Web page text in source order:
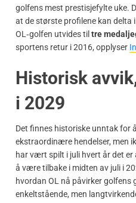
golfens mest prestisjefylte uke.
at de største profilene kan
OL‑golfen utvides til tre
sportens retur i 2016, opplyser
Historisk
i 2029
Det finnes historiske unntak for
ekstraordinære hendelser, men
har vært spilt i juli hvert år det
å være tilbake i midten av juli i
hvordan OL nå påvirker golfens
enkeltstående, men